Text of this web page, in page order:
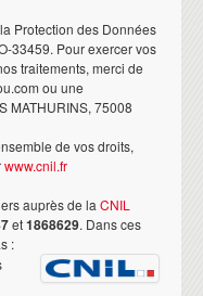
Protection des Données
33459. Pour exercer vos
traitements, merci de
ou une
MATHURINS, 75008
de vos droits,
www.cnil.fr
auprès de la CNIL
et1868629. Dans ces
: